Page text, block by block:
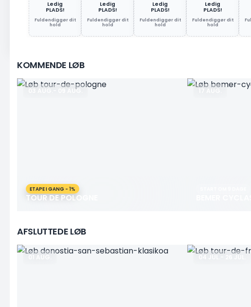
Ledig
PLADS!
Fuldendiggør dit
hold
Ledig
PLADS!
Fuldendiggør dit
hold
Ledig
PLADS!
Fuldendiggør dit
hold
Ledig
PLADS!
Fuldendiggør dit
hold
KOMMENDE LØB
09 AUG.
ETAPE I GANG - 1%
TOUR DE POLOGNE
AFSLUTTEDE LØB